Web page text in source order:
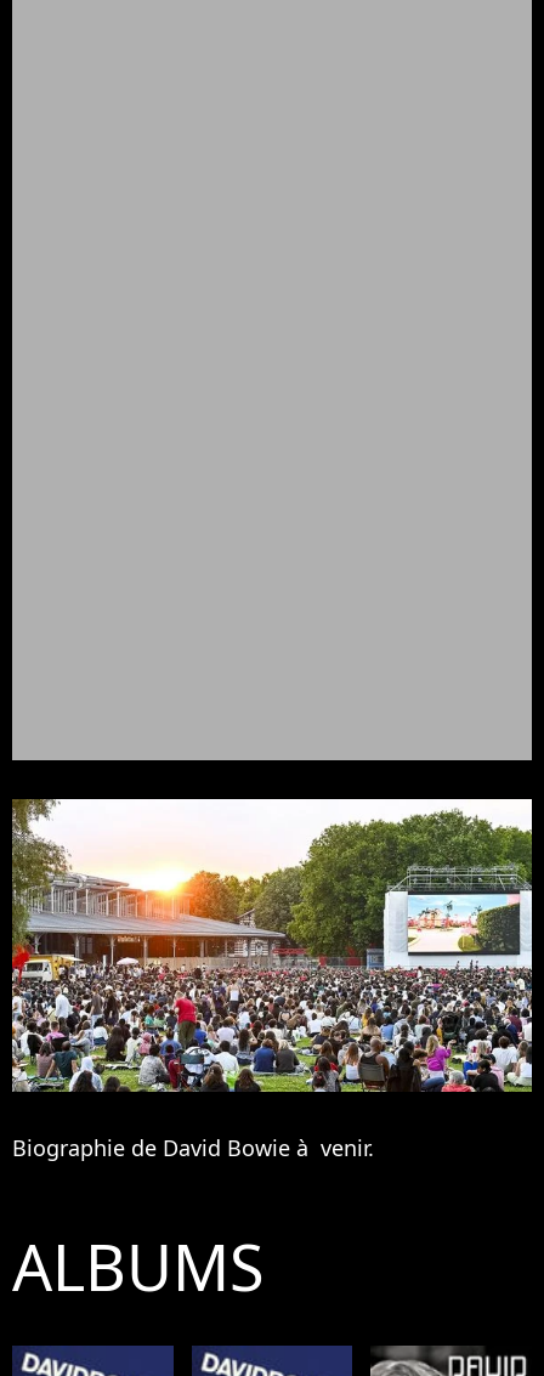
Biographie de David Bowie à venir.
ALBUMS